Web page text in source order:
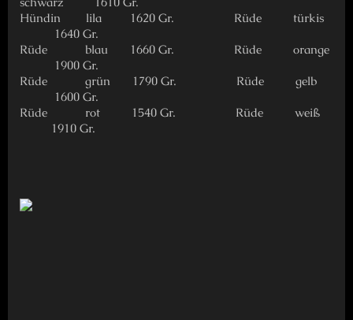
Hündin lila 1620 Gr. Rüde türkis
1640 Gr.
Rüde blau 1660 Gr. Rüde orange
1900 Gr.
Rüde grün 1790 Gr. Rüde gelb
1600 Gr.
Rüde rot 1540 Gr. Rüde weiß
1910 Gr.